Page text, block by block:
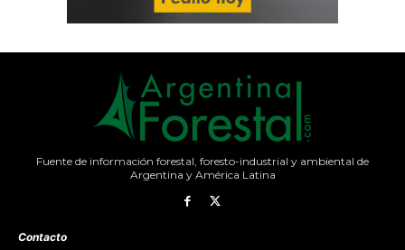
Fuente de información forestal, foresto-industrial y ambiental de
Argentina y América Latina
Contacto